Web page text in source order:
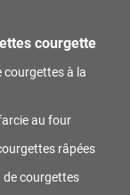
courgette
courgettes à la
au four
râpées
de courgettes